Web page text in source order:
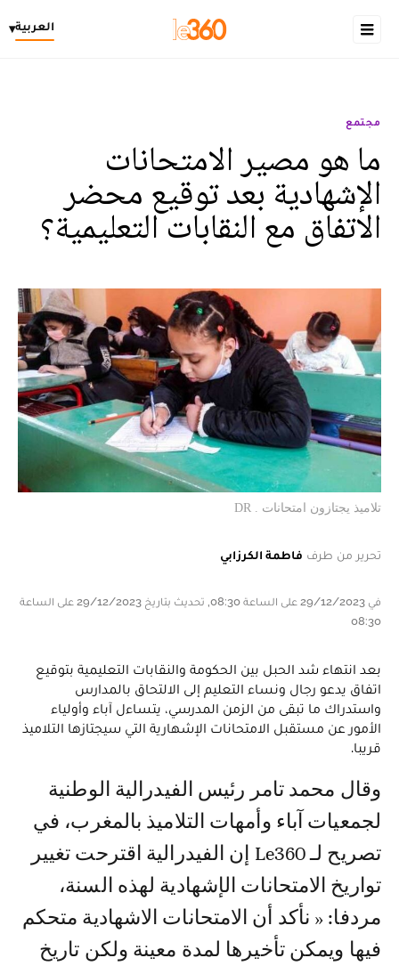
العربية▾
مجتمع
ما هو مصير الامتحانات
الإشهادية بعد توقيع محضر
الاتفاق مع النقابات التعليمية؟
تلاميذ يجتازون امتحانات . DR
تحرير من طرف فاطمة الكرزابي
في 29/12/2023 على الساعة 08:30, تحديث بتاريخ 29/12/2023 على الساعة
08:30
بعد انتهاء شد الحبل بين الحكومة والنقابات التعليمية بتوقيع
اتفاق يدعو رجال ونساء التعليم إلى الالتحاق بالمدارس
واستدراك ما تبقى من الزمن المدرسي، يتساءل آباء وأولياء
الأمور عن مستقبل الامتحانات الإشهارية التي سيجتازها التلاميذ
قريبا.
وقال محمد تامر رئيس الفيدرالية الوطنية
لجمعيات آباء وأمهات التلاميذ بالمغرب، في
تصريح لـ Le360 إن الفيدرالية اقترحت تغيير
تواريخ الامتحانات الإشهادية لهذه السنة،
مردفا: « نأكد أن الامتحانات الاشهادية متحكم
فيها ويمكن تأخيرها لمدة معينة ولكن تاريخ